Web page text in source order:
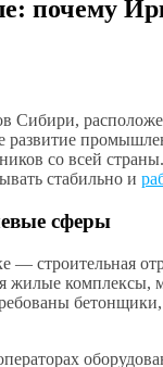
почему
Сибири,
развитие
со всей
стабильно и
сферы
— строительная
жилые комплексы,